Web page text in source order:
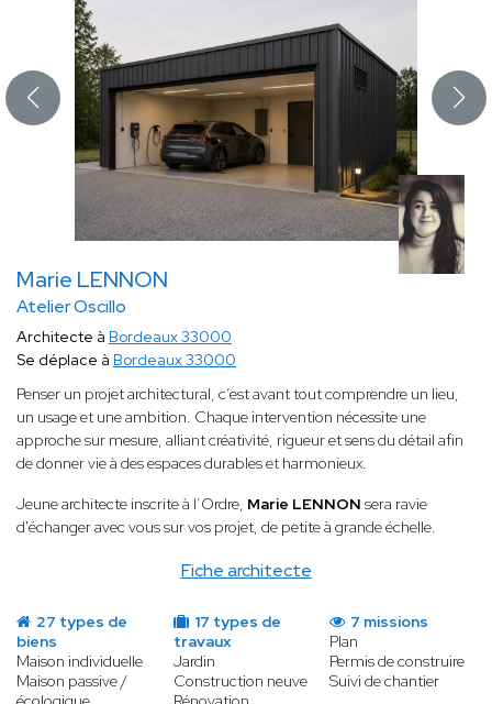
Marie LENNON
Atelier Oscillo
Fiche architecte
Architecte à Bordeaux 33000
Se déplace à Bordeaux 33000
Penser un projet architectural, c’est avant tout comprendre un lieu,
un usage et une ambition. Chaque intervention nécessite une
approche sur mesure, alliant créativité, rigueur et sens du détail afin
de donner vie à des espaces durables et harmonieux.
Jeune architecte inscrite à l’Ordre, Marie LENNON sera ravie
d'échanger avec vous sur vos projet, de petite à grande échelle.
27 types de
biens
Maison individuelle
Maison passive /
17 types de
travaux
Jardin
Construction neuve
7 missions
Plan
Permis de construire
Suivi de chantier